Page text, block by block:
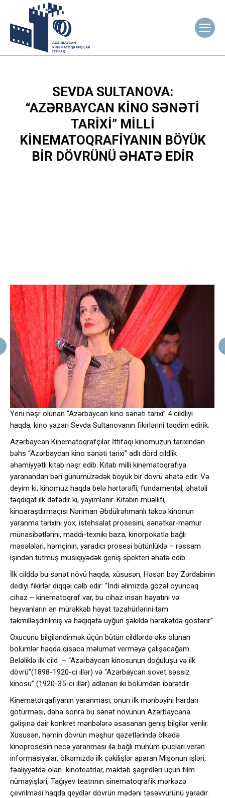
SEVDA SULTANOVA:
“AZƏRBAYCAN KINO SƏNƏTI
TARIXI” MILLI
KINEMATOQRAFIYANIN BÖYÜK
BIR DÖVRÜNÜ ƏHATƏ EDIR
Yeni nəşr olunan “Azərbaycan kino sənəti tarixi” 4 cildliyi
haqda, kino yazarı Sevda Sultanovanın fikirlərini təqdim edirik.
Azərbaycan Kinematoqrafçılar İttifaqı kinomuzun tarixindən
bəhs “Azərbaycan kino sənəti tarixi” adlı dörd cildlik
əhəmiyyətli kitab nəşr edib. Kitab milli kinematoqrafiya
yaranandan bəri günümüzədək böyük bir dövrü əhatə edir. Və
deyim ki, kinomuz haqda belə hərtərəfli, fundamental, əhatəli
təqdiqat ilk dəfədir ki, yayımlanır. Kitabın müəllifi,
kinoaraşdırmaçısı Nəriman Əbdülrəhmanlı təkcə kinonun
yaranma tarixini yox, istehsalat prosesini, sənətkar-məmur
münasibətlərini, maddi-texniki baza, kinorpokatla bağlı
məsələləri, həmçinin, yaradıcı prosesi bütünlüklə – rəssam
işindən tutmuş musiqiyədək geniş spekteri əhatə edib.
İlk cilddə bu sənət növü haqda, xüsusən, Həsən bəy Zərdabinin
dediyi fikirlər diqqəi cəlb edir: “İndi əlimizdə gözəl oyuncaq
cihaz – kinematoqraf var, bu cihaz insan həyatını və
heyvanların ən mürəkkəb həyat təzahürlərini tam
təkmilləşdirilmiş və həqiqətə uyğun şəkildə hərəkətdə göstərir”.
Oxucunu bilgiləndirmək üçün bütün cildlərdə əks olunan
bölümlər haqda qısaca məlumat verməyə çalışacağam.
Beləliklə ilk cild – “Azərbaycan kinosunun doğuluşu və ilk
dövrü”(1898-1920-ci illər) və “Azərbaycan sovet səssiz
kinosu” (1920-35-ci illər) adlanan iki bölümdən ibarətdir.
Kinematorqafiyanın yaranması, onun ilk mənbəyini hardan
götürməsi, daha sonra bu sənət növünün Azərbaycana
gəlişinə dair konkret mənbələrə əsasanan geniş bilgilər verilir.
Xüsusən, həmin dövrün məşhur qəzetlərində ölkədə
kinoprosesin necə yaranması ilə bağlı mühüm ipucları verən
informasiyalar, ölkəmizdə ilk çəkilişlər aparan Mişonun işləri,
fəaliyyətdə olan kinoteatrlar, məktəb şagirdləri üçün film
nümayişləri, Tağıyev teatrının sinematoqrafik mərkəzə
çevrilməsi haqda qeydlər dövrün mədəni təsəvvürünü yaradır.